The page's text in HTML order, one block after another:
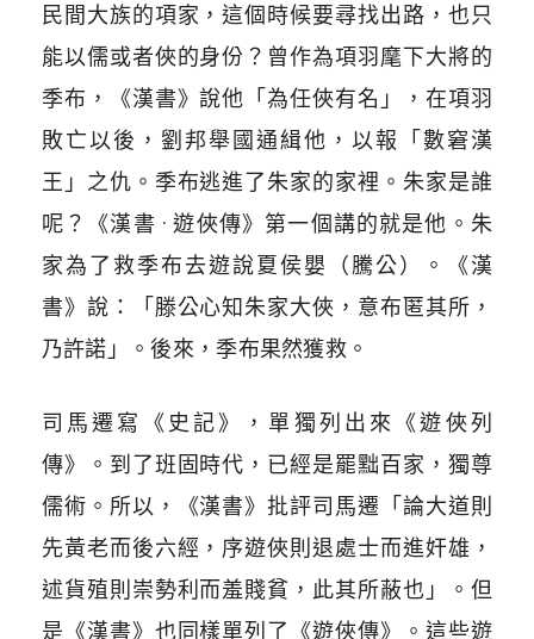
民間大族的項家，這個時候要尋找出路，也只
能以儒或者俠的身份？曾作為項羽麾下大將的
季布，《漢書》說他「為任俠有名」，在項羽
敗亡以後，劉邦舉國通緝他，以報「數窘漢
王」之仇。季布逃進了朱家的家裡。朱家是誰
呢？《漢書 · 遊俠傳》第一個講的就是他。朱
家為了救季布去遊說夏侯嬰（騰公）。《漢
書》說：「滕公心知朱家大俠，意布匿其所，
乃許諾」。後來，季布果然獲救。
司馬遷寫《史記》，單獨列出來《遊俠列
傳》。到了班固時代，已經是罷黜百家，獨尊
儒術。所以，《漢書》批評司馬遷「論大道則
先黃老而後六經，序遊俠則退處士而進奸雄，
述貨殖則崇勢利而羞賤貧，此其所蔽也」。但
是《漢書》也同樣單列了《遊俠傳》。這些遊